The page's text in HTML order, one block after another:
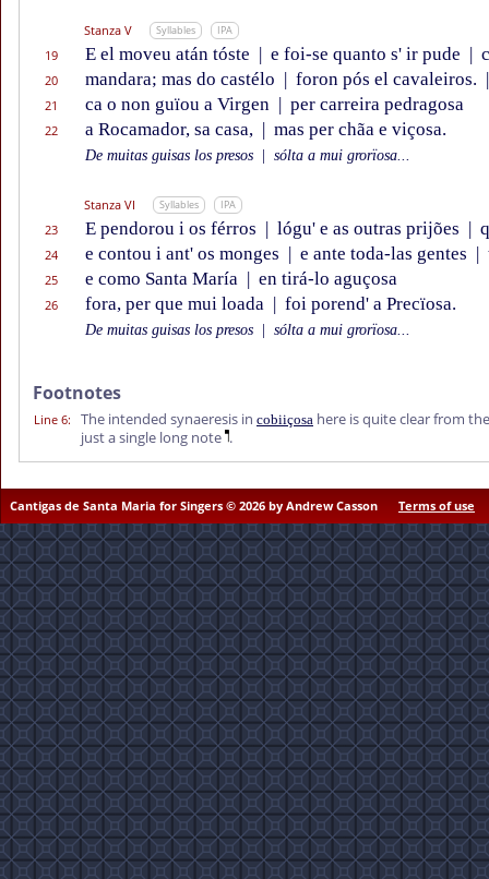
Stanza V Syllables IPA
19 E el moveu atán tóste | e foi-se quanto s' ir pude |
20 mandara; mas do castélo | foron pós el cavaleiros. |
21 ca o non guïou a Virgen | per carreira pedragosa
22 a Rocamador, sa casa, | mas per chãa e viçosa.
De muitas guisas los presos sólta a mui grorïosa...
Stanza VI Syllables IPA
23 E pendorou i os férros | lógu' e as outras prijões |
24 e contou i ant' os monges | e ante toda-las gentes |
25 e como Santa María | en tirá-lo aguçosa
26 fora, per que mui loada | foi porend' a Precïosa.
De muitas guisas los presos sólta a mui grorïosa...
Footnotes
Line 6: The intended synaeresis in cobiiçosa here is quite clear from
just a single long note .
Cantigas de Santa Maria for Singers © 2026 by Andrew Casson Terms of use